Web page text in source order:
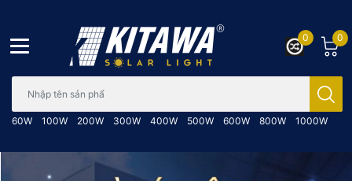
60W 100W 200W 300W 400W 500W 600W 800W 1000W
0
0